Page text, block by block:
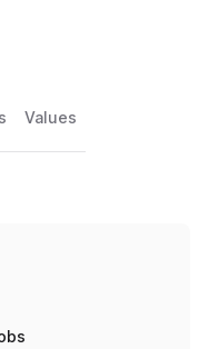
Values